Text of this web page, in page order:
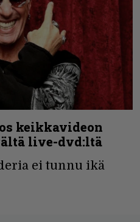
keikkavideon
live-dvd:ltä
ei tunnu ikä